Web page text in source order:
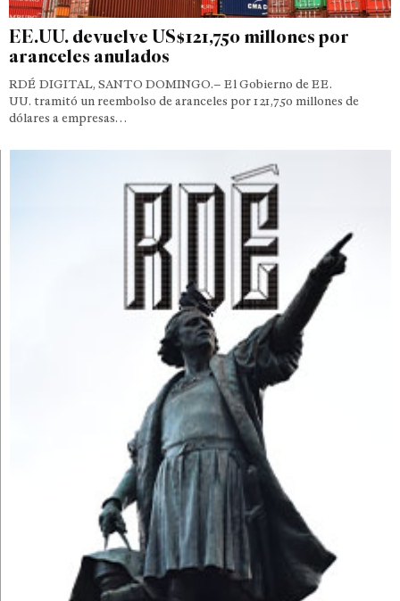
EE.UU. devuelve US$121,750 millones por
aranceles anulados
RDÉ DIGITAL, SANTO DOMINGO.– El Gobierno de EE.
UU. tramitó un reembolso de aranceles por 121,750 millones de
dólares a empresas…